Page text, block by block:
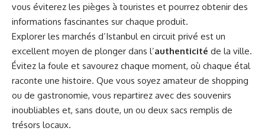
vous éviterez les pièges à touristes et pourrez obtenir des
informations fascinantes sur chaque produit.
Explorer les marchés d’Istanbul en circuit privé est un
excellent moyen de plonger dans l’authenticité de la ville.
Évitez la foule et savourez chaque moment, où chaque étal
raconte une histoire. Que vous soyez amateur de shopping
ou de gastronomie, vous repartirez avec des souvenirs
inoubliables et, sans doute, un ou deux sacs remplis de
trésors locaux.